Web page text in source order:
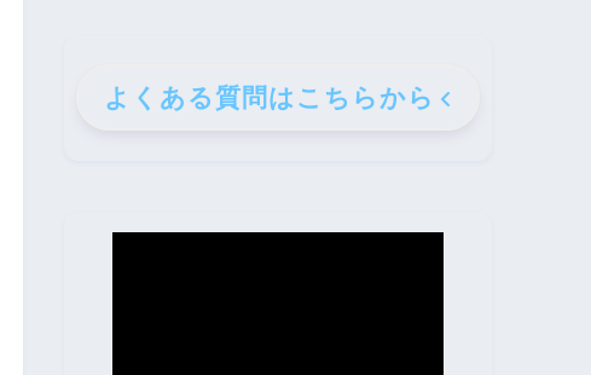
よくある質問はこちらから